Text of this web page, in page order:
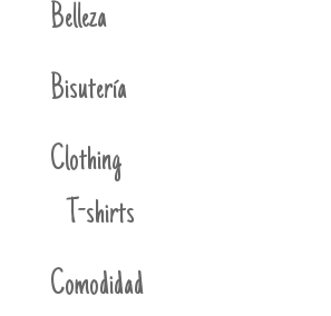
Belleza
Bisutería
Clothing
T-shirts
Comodidad